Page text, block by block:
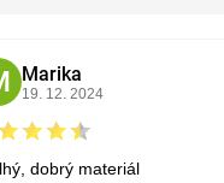
Marika
19. 12. 2024
dobrý materiál